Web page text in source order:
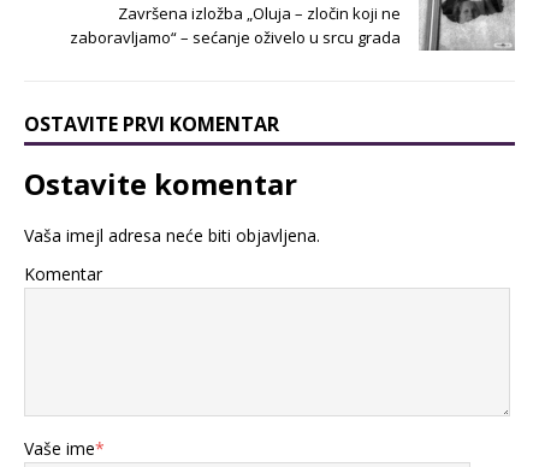
Završena izložba „Oluja – zločin koji ne
zaboravljamo“ – sećanje oživelo u srcu grada
OSTAVITE PRVI KOMENTAR
Ostavite komentar
Vaša imejl adresa neće biti objavljena.
Komentar
Vaše ime*